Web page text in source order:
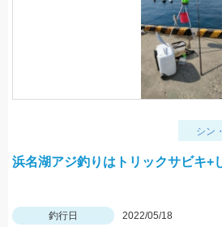
シン
浜名湖アジ釣りはトリックサビキ+
釣行日 2022/05/18